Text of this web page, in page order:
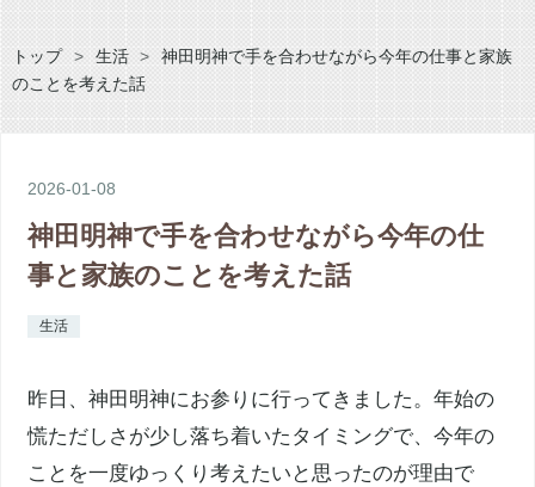
トップ > 生活 >
神田明神で手を合わせながら今年の仕事と家族
のことを考えた話
2026-01-08
神田明神で手を合わせながら今年の仕
事と家族のことを考えた話
生活
昨日、神田明神にお参りに行ってきました。年始の
慌ただしさが少し落ち着いたタイミングで、今年の
ことを一度ゆっくり考えたいと思ったのが理由で